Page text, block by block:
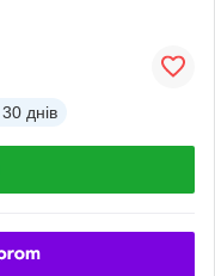
30 днів